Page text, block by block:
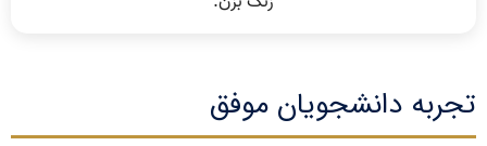
تجربه دانشجویان موفق